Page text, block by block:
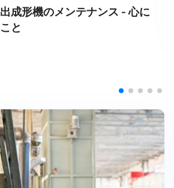
成形機のメンテナンス - 心に
と